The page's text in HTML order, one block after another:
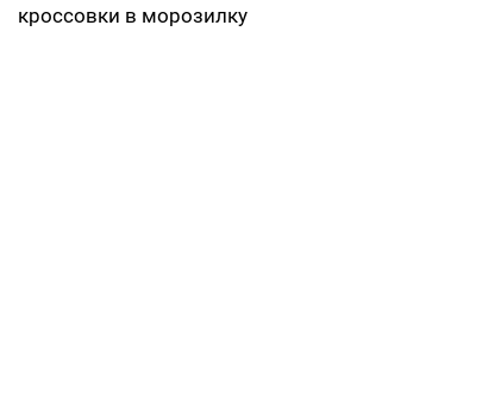
кроссовки в морозилку